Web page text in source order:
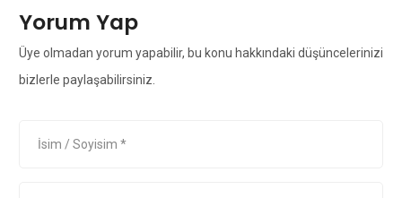
Yorum Yap
Üye olmadan yorum yapabilir, bu konu hakkındaki düşüncelerinizi
bizlerle paylaşabilirsiniz.